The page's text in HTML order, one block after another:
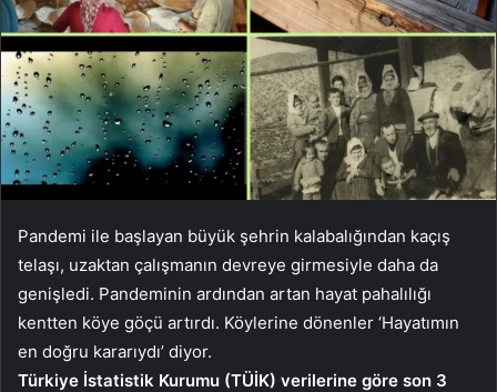
Pandemi ile başlayan büyük şehrin kalabalığından kaçış
telaşı, uzaktan çalışmanın devreye girmesiyle daha da
genişledi. Pandeminin ardından artan hayat pahalılığı
kentten köye göçü artırdı. Köylerine dönenler ‘Hayatımın
en doğru kararıydı’ diyor.
Türkiye İstatistik Kurumu (TÜİK) verilerine göre son 3